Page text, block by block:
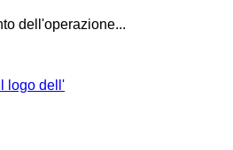
dell'operazione...